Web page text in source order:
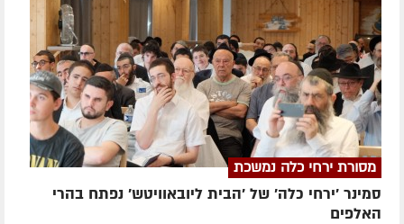
מסורת ירחי כלה נמשכת
סמינר 'ירחי כלה' של 'הבית ליובאוויטש' נפתח בהרי
האלפים